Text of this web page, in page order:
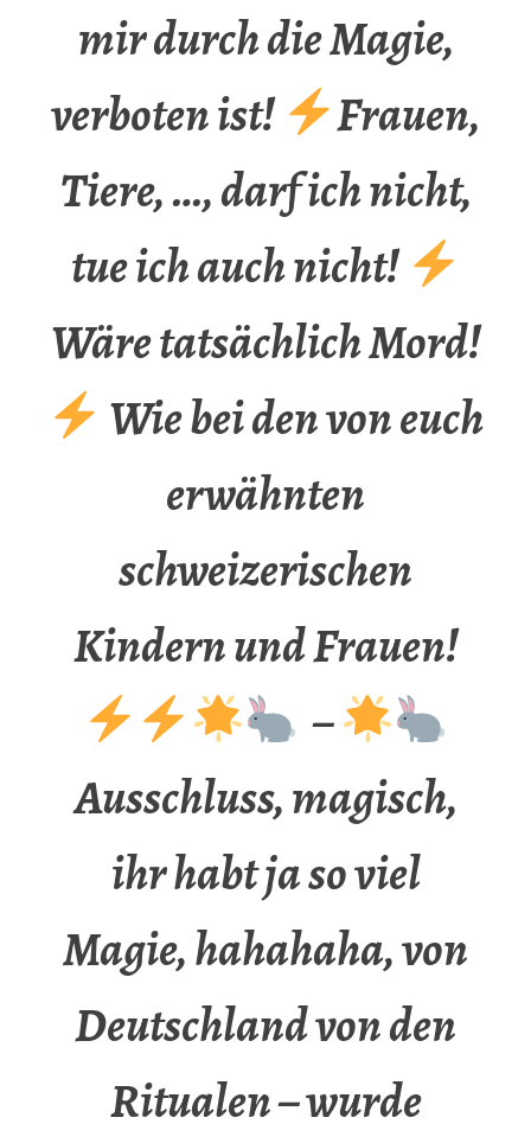
mir durch die Magie,
verboten ist!
Frauen,
Tiere, …, darf ich nicht,
tue ich auch nicht!
Wäre tatsächlich Mord!
Wie bei den von euch
erwähnten
schweizerischen
Kindern und Frauen!
–
Ausschluss, magisch,
ihr habt ja so viel
Magie, hahahaha, von
Deutschland von den
Ritualen – wurde